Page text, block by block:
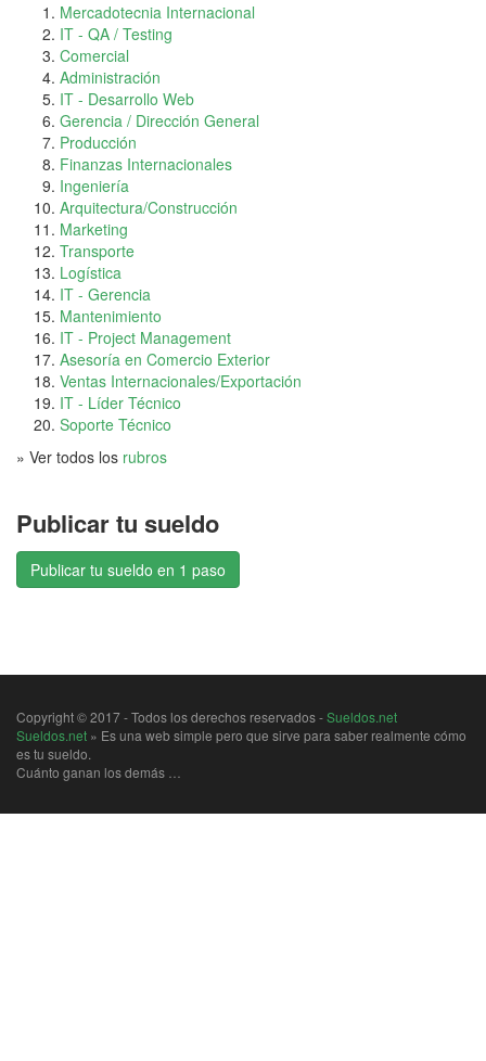
Mercadotecnia Internacional
IT - QA / Testing
Comercial
Administración
IT - Desarrollo Web
Gerencia / Dirección General
Producción
Finanzas Internacionales
Ingeniería
Arquitectura/Construcción
Marketing
Transporte
Logística
IT - Gerencia
Mantenimiento
IT - Project Management
Asesoría en Comercio Exterior
Ventas Internacionales/Exportación
IT - Líder Técnico
Soporte Técnico
» Ver todos los rubros
Publicar tu sueldo
Publicar tu sueldo en 1 paso
Copyright © 2017 - Todos los derechos reservados -Sueldos.net
Sueldos.net » Es una web simple pero que sirve para saber realmente cómo
es tu sueldo.
Cuánto ganan los demás …